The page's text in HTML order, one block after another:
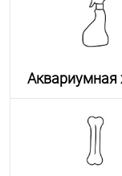
Аквариумная